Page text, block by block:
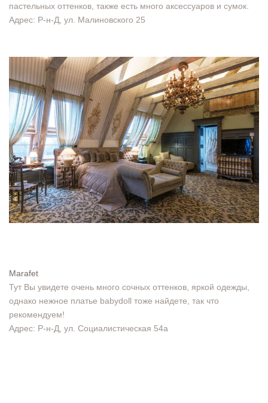
пастельных оттенков, также есть много аксессуаров и сумок.
Адрес: Р-н-Д, ул. Малиновского 25
Marafet
Тут Вы увидете очень много сочных оттенков, яркой одежды,
однако нежное платье babydoll тоже найдете, так что
рекомендуем!
Адрес: Р-н-Д, ул. Социалистическая 54а